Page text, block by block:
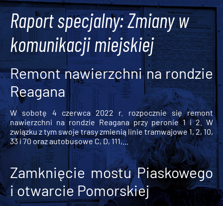
Raport specjalny: Zmiany w
komunikacji miejskiej
Remont nawierzchni na rondzie
Reagana
W sobotę 4 czerwca 2022 r. rozpocznie się remont
nawierzchni na rondzie Reagana przy peronie 1 i 2. W
związku z tym swoje trasy zmienią linie tramwajowe 1, 2, 10,
33 i 70 oraz autobusowe C, D, 111,...
Zamknięcie mostu Piaskowego
i otwarcie Pomorskiej